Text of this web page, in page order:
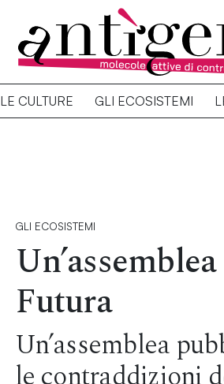
LE CULTURE GLI ECOSISTEMI
GLI ECOSISTEMI
Futura
Un’assemblea